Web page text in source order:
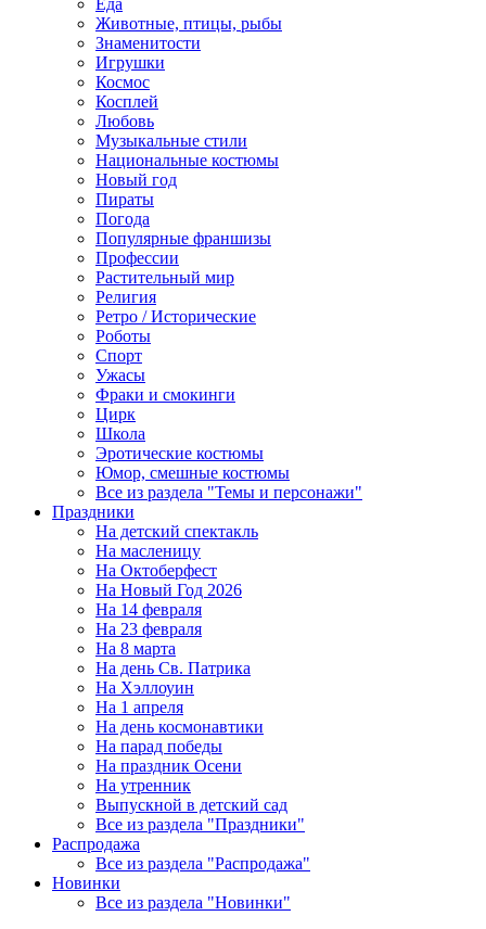
Еда
Животные, птицы, рыбы
Знаменитости
Игрушки
Космос
Косплей
Любовь
Музыкальные стили
Национальные костюмы
Новый год
Пираты
Погода
Популярные франшизы
Профессии
Растительный мир
Религия
Ретро / Исторические
Роботы
Спорт
Ужасы
Фраки и смокинги
Цирк
Школа
Эротические костюмы
Юмор, смешные костюмы
Все из раздела "Темы и персонажи"
Праздники
На детский спектакль
На масленицу
На Октоберфест
На Новый Год 2026
На 14 февраля
На 23 февраля
На 8 марта
На день Св. Патрика
На Хэллоуин
На 1 апреля
На день космонавтики
На парад победы
На праздник Осени
На утренник
Выпускной в детский сад
Все из раздела "Праздники"
Распродажа
Все из раздела "Распродажа"
Новинки
Все из раздела "Новинки"